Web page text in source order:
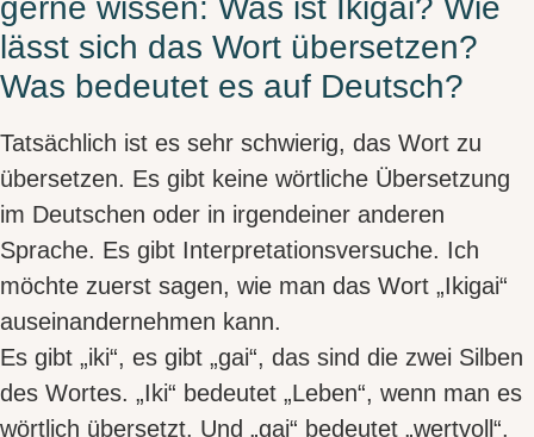
lässt sich das Wort übersetzen?
Was bedeutet es auf Deutsch?
Tatsächlich ist es sehr schwierig, das Wort zu
übersetzen. Es gibt keine wörtliche Übersetzung
im Deutschen oder in irgendeiner anderen
Sprache. Es gibt Interpretationsversuche. Ich
möchte zuerst sagen, wie man das Wort „Ikigai“
auseinandernehmen kann.
Es gibt „iki“, es gibt „gai“, das sind die zwei Silben
des Wortes. „Iki“ bedeutet „Leben“, wenn man es
wörtlich übersetzt. Und „gai“ bedeutet „wertvoll“.